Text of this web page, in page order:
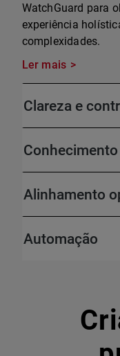
WatchGuard para
experiência
complexidades.
Ler mais
Clareza e
Alinhamento
Automação